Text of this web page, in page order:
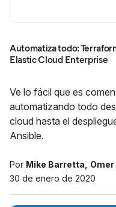
Automatiza todo:
Elastic Cloud Enterprise
Ve lo fácil que es
automatizando todo
cloud hasta el
Ansible.
Por Mike Barretta
30 de enero de 2020